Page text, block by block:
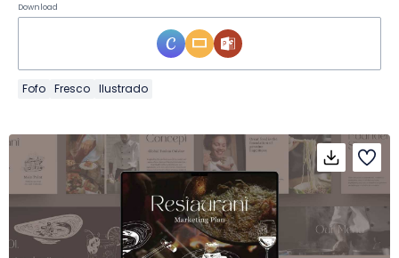
Download
Fofo Fresco Ilustrado